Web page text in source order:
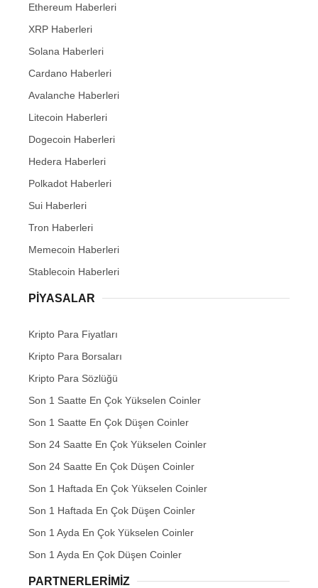
Ethereum Haberleri
XRP Haberleri
Solana Haberleri
Cardano Haberleri
Avalanche Haberleri
Litecoin Haberleri
Dogecoin Haberleri
Hedera Haberleri
Polkadot Haberleri
Sui Haberleri
Tron Haberleri
Memecoin Haberleri
Stablecoin Haberleri
PIYASALAR
Kripto Para Fiyatları
Kripto Para Borsaları
Kripto Para Sözlüğü
Son 1 Saatte En Çok Yükselen Coinler
Son 1 Saatte En Çok Düşen Coinler
Son 24 Saatte En Çok Yükselen Coinler
Son 24 Saatte En Çok Düşen Coinler
Son 1 Haftada En Çok Yükselen Coinler
Son 1 Haftada En Çok Düşen Coinler
Son 1 Ayda En Çok Yükselen Coinler
Son 1 Ayda En Çok Düşen Coinler
PARTNERLERIMIZ